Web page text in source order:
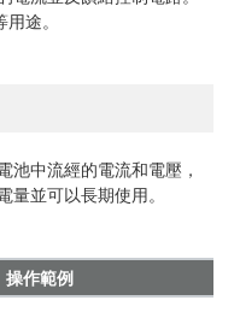
途。
池中流經的電流和電壓，
並可以長期使用。
操作範例